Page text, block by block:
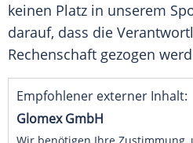
keinen Platz in unserem
darauf, dass die
Rechenschaft gezogen
Empfohlener externer Inhalt:
Glomex GmbH